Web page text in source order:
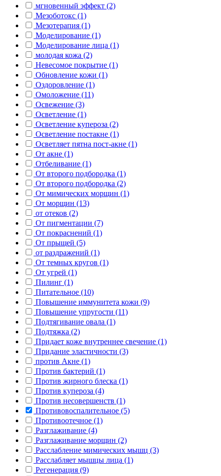
мгновенный эффект (2)
Мезоботокс (1)
Мезотерапия (1)
Моделирование (1)
Моделирование лица (1)
молодая кожа (2)
Невесомое покрытие (1)
Обновление кожи (1)
Оздоровление (1)
Омоложение (11)
Освежение (3)
Осветление (1)
Осветление купероза (2)
Осветление постакне (1)
Осветляет пятна пост-акне (1)
От акне (1)
Отбеливание (1)
От второго подбородка (1)
От второго подбородка (2)
От мимических морщин (1)
От морщин (13)
от отеков (2)
От пигментации (7)
От покраснений (1)
От прыщей (5)
от раздражений (1)
От темных кругов (1)
От угрей (1)
Пилинг (1)
Питательное (10)
Повышение иммунитета кожи (9)
Повышение упругости (11)
Подтягивание овала (1)
Подтяжка (2)
Придает коже внутреннее свечение (1)
Придание эластичности (3)
против Акне (1)
Против бактерий (1)
Против жирного блеска (1)
Против купероза (4)
Против несовершенств (1)
Противовоспалительное (5)
Противоотечное (1)
Разглаживание (4)
Разглаживание морщин (2)
Расслабление мимических мышц (3)
Расслабляет мышцы лица (1)
Регенерация (9)